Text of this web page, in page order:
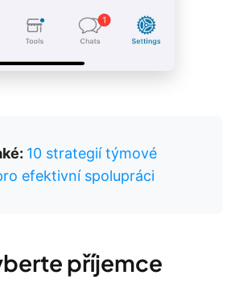
10 strategií týmové
efektivní spolupráci
příjemce